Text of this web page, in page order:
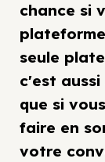
chance si
seule
c'est
que si
faire en
votre